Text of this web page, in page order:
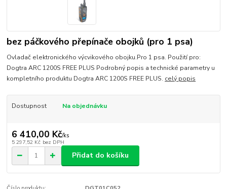
bez páčkového přepínače obojků (pro 1 psa)
Ovladač elektronického výcvikového obojku.Pro 1 psa. Použití pro:
Dogtra ARC 1200S FREE PLUS Podrobný popis a technické parametry u
kompletního produktu Dogtra ARC 1200S FREE PLUS. celý popis
Dostupnost Na objednávku
6 410,00 Kč/ks
5 297,52 Kč bez DPH
Přidat do košíku